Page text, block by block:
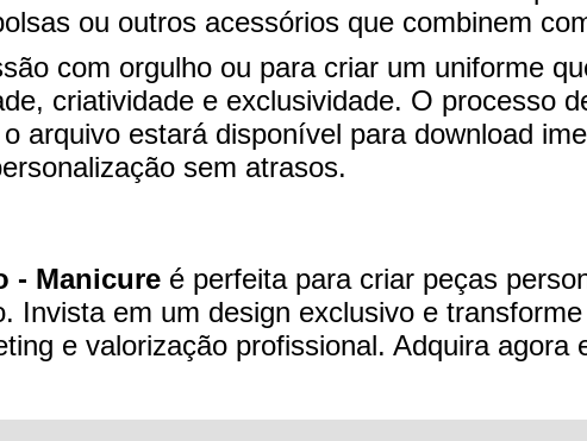
ou outros acessórios que combinem
com orgulho ou para criar um uniforme
criatividade e exclusividade. O processo
arquivo estará disponível para download
sem atrasos.
- Manicure é perfeita para criar peças
Invista em um design exclusivo e
e valorização profissional. Adquira agora